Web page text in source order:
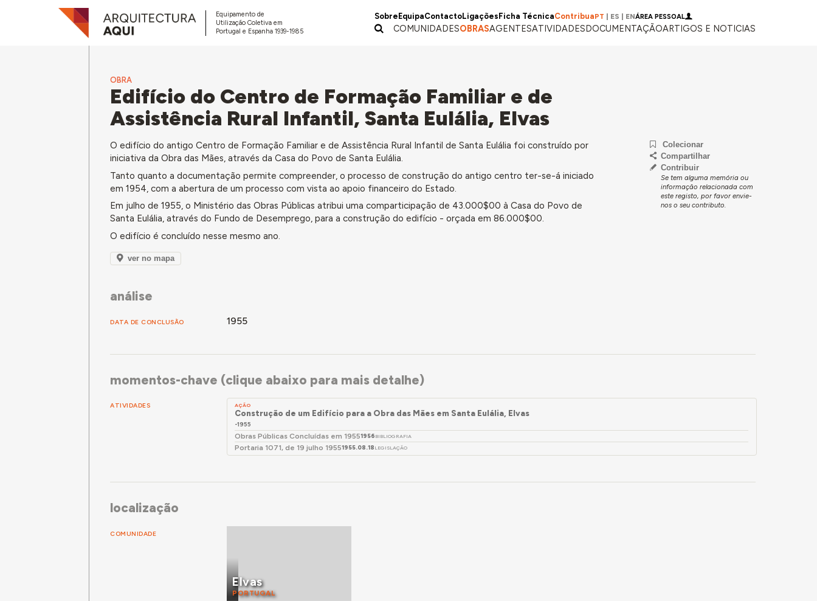
Equipamento de
Utilização Coletiva em
Portugal e Espanha 1939-1985
Sobre EquipaContactoLigações Ficha TécnicaContribuaPT ES ENÁREA PESSOAL
COMUNIDADESOBRASAGENTESATIVIDADESDOCUMENTAÇÃOARTIGOS E NOTICIAS
OBRA
Edifício do Centro de Formação Familiar e de
Assistência Rural Infantil, Santa Eulália, Elvas
O edifício do antigo Centro de Formação Familiar e de Assistência Rural Infantil de Santa Eulália foi construído por
iniciativa da Obra das Mães, através da Casa do Povo de Santa Eulália.
Tanto quanto a documentação permite compreender, o processo de construção do antigo centro ter-se-á iniciado
em 1954, com a abertura de um processo com vista ao apoio financeiro do Estado.
Em julho de 1955, o Ministério das Obras Públicas atribui uma comparticipação de 43.000$00 à Casa do Povo de
Santa Eulália, através do Fundo de Desemprego, para a construção do edifício - orçada em 86.000$00.
O edifício é concluído nesse mesmo ano.
ver no mapa
Colecionar
Compartilhar
Contribuir
Se tem alguma memória ou
informação relacionada com
este registo, por favor envie-
nos o seu contributo.
análise
DATA DE CONCLUSÃO 1955
momentos-chave (clique abaixo para mais detalhe)
ATIVIDADES AÇÃO
Construção de um Edifício para a Obra das Mães em Santa Eulália, Elvas
-1955
Obras Públicas Concluídas em 19551956 BIBLIOGRAFIA
Portaria 1071, de 19 julho 19551955.08.18 LEGISLAÇÃO
localização
COMUNIDADE
Elvas
PORTUGAL